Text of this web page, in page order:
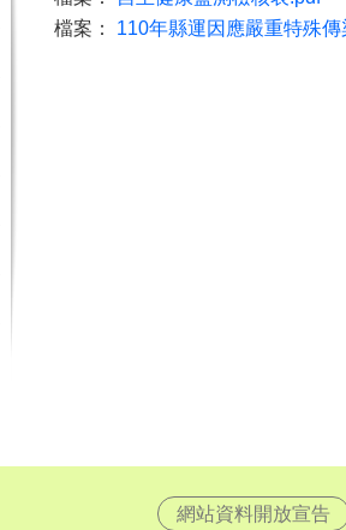
檔案：
110年縣運因應嚴重特殊
網站資料開放宣告